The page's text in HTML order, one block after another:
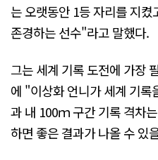
는 오랫동안 1등 자리를 지
존경하는 선수"라고 말했다.
그는 세계 기록 도전에 가장
에 "이상화 언니가 세계 기
과 내 100ｍ 구간 기록 격차
하면 좋은 결과가 나올 수 있